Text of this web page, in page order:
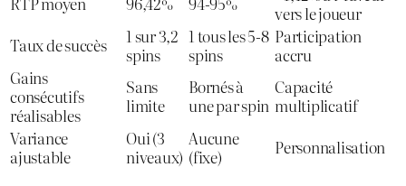
vers le joueur
Taux de succès
1 sur 3,2
spins
1 tous les 5-8
spins
Participation
accru
Gains
consécutifs
réalisables
Sans
limite
Bornés à
une par spin
Capacité
multiplicatif
Variance
ajustable
Oui (3
niveaux)
Aucune
(fixe)
Personnalisation